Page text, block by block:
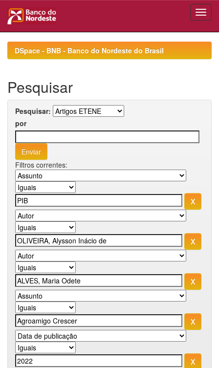
navigationDSpace - BNB - Banco do Nordeste do Brasil
Pesquisar
Pesquisar:
por
Filtros correntes: